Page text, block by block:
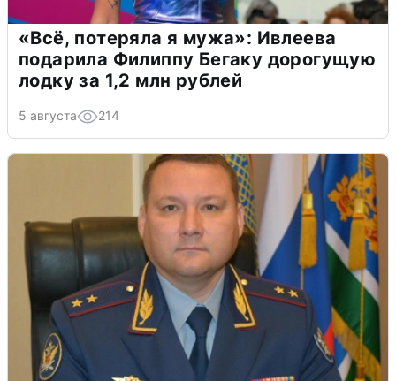
«Всё, потеряла я мужа»: Ивлеева
подарила Филиппу Бегаку дорогущую
лодку за 1,2 млн рублей
5 августа 214